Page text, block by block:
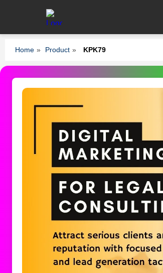
Home » Product » KPK79